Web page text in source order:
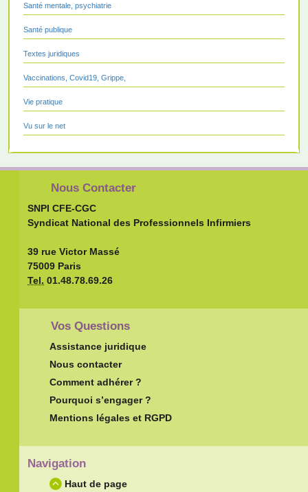
Santé mentale, psychiatrie
Santé publique
Textes juridiques
Vaccinations, Covid19, Grippe,
Vie pratique
Vu sur le net
Nous Contacter
SNPI CFE-CGC
Syndicat National des Professionnels Infirmiers
39 rue Victor Massé
75009 Paris
Tel. 01.48.78.69.26
Vos Questions
Assistance juridique
Nous contacter
Comment adhérer ?
Pourquoi s’engager ?
Mentions légales et RGPD
Navigation
Haut de page